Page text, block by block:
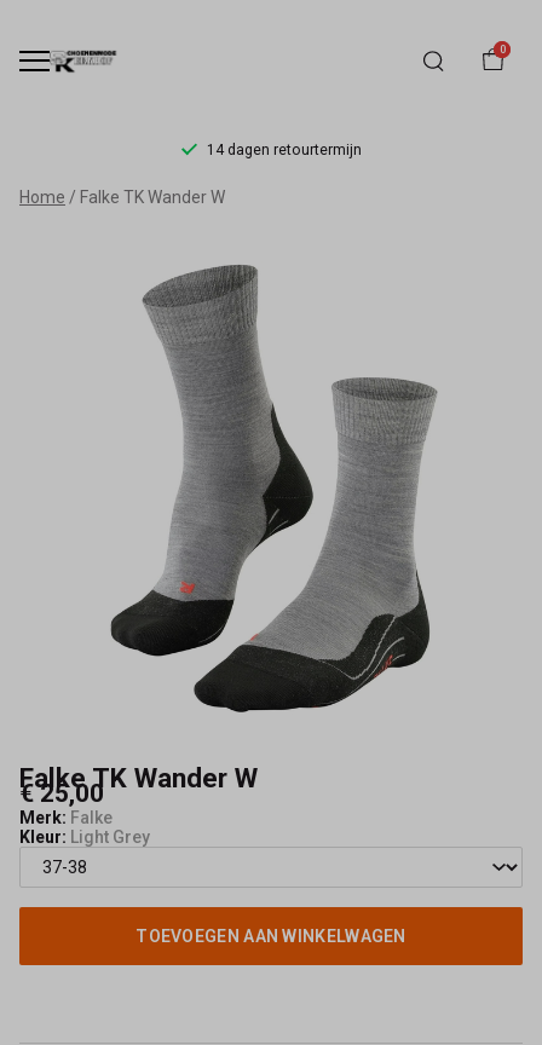
0
14 dagen retourtermijn
Falke
wandelsokken
Comfort
kwaliteit
Schoenmode
Kerkhof
Schoenmode
Kerkhof
Home Falke TK Wander W
Falke TK Wander W
€ 25,00
Merk: Falke
Kleur: Light Grey
TOEVOEGEN AAN WINKELWAGEN